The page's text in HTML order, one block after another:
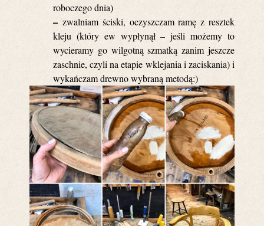
roboczego dnia)
–zwalniam ściski, oczyszczam ramę z resztek
kleju (który ew wypłynął – jeśli możemy to
wycieramy go wilgotną szmatką zanim jeszcze
zaschnie, czyli na etapie wklejania i zaciskania) i
wykańczam drewno wybraną metodą:)